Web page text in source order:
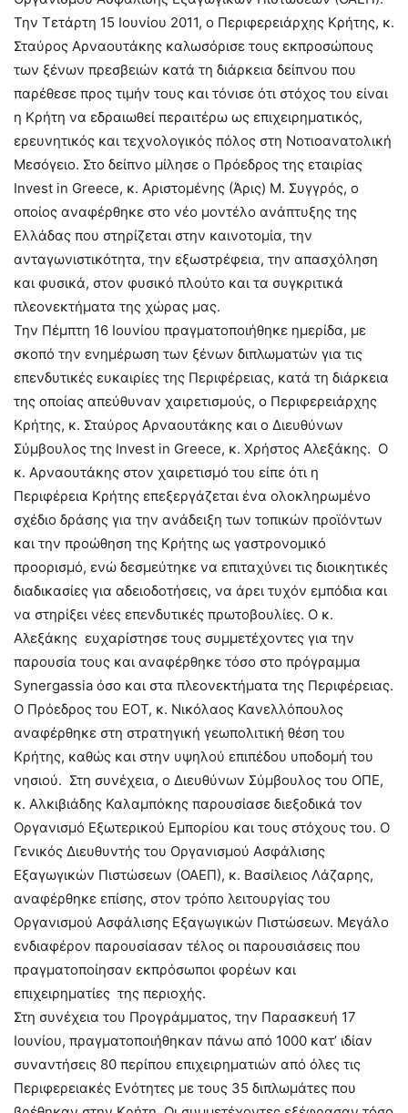
Την Τετάρτη 15 Ιουνίου 2011, ο Περιφερειάρχης Κρήτης, κ.
Σταύρος Αρναουτάκης καλωσόρισε τους εκπροσώπους
των ξένων πρεσβειών κατά τη διάρκεια δείπνου που
παρέθεσε προς τιμήν τους και τόνισε ότι στόχος του είναι
η Κρήτη να εδραιωθεί περαιτέρω ως επιχειρηματικός,
ερευνητικός και τεχνολογικός πόλος στη Νοτιοανατολική
Μεσόγειο. Στο δείπνο μίλησε ο Πρόεδρος της εταιρίας
Invest in Greece, κ. Αριστομένης (Άρις) Μ. Συγγρός, ο
οποίος αναφέρθηκε στο νέο μοντέλο ανάπτυξης της
Ελλάδας που στηρίζεται στην καινοτομία, την
ανταγωνιστικότητα, την εξωστρέφεια, την απασχόληση
και φυσικά, στον φυσικό πλούτο και τα συγκριτικά
πλεονεκτήματα της χώρας μας.
Την Πέμπτη 16 Ιουνίου πραγματοποιήθηκε ημερίδα, με
σκοπό την ενημέρωση των ξένων διπλωματών για τις
επενδυτικές ευκαιρίες της Περιφέρειας, κατά τη διάρκεια
της οποίας απεύθυναν χαιρετισμούς, ο Περιφερειάρχης
Κρήτης, κ. Σταύρος Αρναουτάκης και ο Διευθύνων
Σύμβουλος της Invest in Greece, κ. Χρήστος Αλεξάκης. Ο
κ. Αρναουτάκης στον χαιρετισμό του είπε ότι η
Περιφέρεια Κρήτης επεξεργάζεται ένα ολοκληρωμένο
σχέδιο δράσης για την ανάδειξη των τοπικών προϊόντων
και την προώθηση της Κρήτης ως γαστρονομικό
προορισμό, ενώ δεσμεύτηκε να επιταχύνει τις διοικητικές
διαδικασίες για αδειοδοτήσεις, να άρει τυχόν εμπόδια και
να στηρίξει νέες επενδυτικές πρωτοβουλίες. Ο κ.
Αλεξάκης ευχαρίστησε τους συμμετέχοντες για την
παρουσία τους και αναφέρθηκε τόσο στο πρόγραμμα
Synergassia όσο και στα πλεονεκτήματα της Περιφέρειας.
Ο Πρόεδρος του ΕΟΤ, κ. Νικόλαος Κανελλόπουλος
αναφέρθηκε στη στρατηγική γεωπολιτική θέση του
Κρήτης, καθώς και στην υψηλού επιπέδου υποδομή του
νησιού. Στη συνέχεια, ο Διευθύνων Σύμβουλος του ΟΠΕ,
κ. Αλκιβιάδης Καλαμπόκης παρουσίασε διεξοδικά τον
Οργανισμό Εξωτερικού Εμπορίου και τους στόχους του. Ο
Γενικός Διευθυντής του Οργανισμού Ασφάλισης
Εξαγωγικών Πιστώσεων (ΟΑΕΠ), κ. Βασίλειος Λάζαρης,
αναφέρθηκε επίσης, στον τρόπο λειτουργίας του
Οργανισμού Ασφάλισης Εξαγωγικών Πιστώσεων. Μεγάλο
ενδιαφέρον παρουσίασαν τέλος οι παρουσιάσεις που
πραγματοποίησαν εκπρόσωποι φορέων και
επιχειρηματίες της περιοχής.
Στη συνέχεια του Προγράμματος, την Παρασκευή 17
Ιουνίου, πραγματοποιήθηκαν πάνω από 1000 κατ’ ιδίαν
συναντήσεις 80 περίπου επιχειρηματιών από όλες τις
Περιφερειακές Ενότητες με τους 35 διπλωμάτες που